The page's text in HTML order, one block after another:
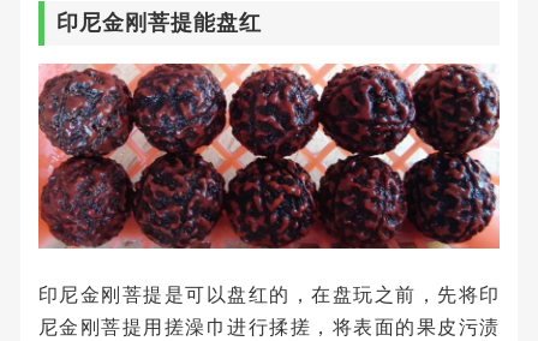
印尼金刚菩提能盘红
印尼金刚菩提是可以盘红的，在盘玩之前，先将印
尼金刚菩提用搓澡巾进行揉搓，将表面的果皮污渍